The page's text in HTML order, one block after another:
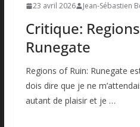
23 avril 2026 Jean-Sébastien
Critique:
Runegate
Regions of Ruin: Runegate
dois dire que je ne
autant de plaisir et je …